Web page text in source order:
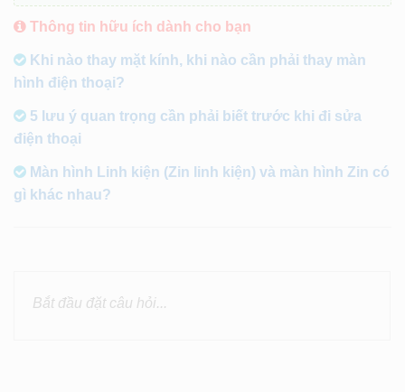
Thông tin hữu ích dành cho bạn
Khi nào thay mặt kính, khi nào cần phải thay màn
hình điện thoại?
5 lưu ý quan trọng cần phải biết trước khi đi sửa
điện thoại
Màn hình Linh kiện (Zin linh kiện) và màn hình Zin có
gì khác nhau?